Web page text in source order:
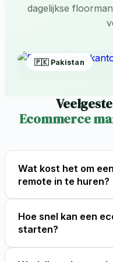
dagelijkse
🇸🇷
Ecommerce
Wat kost het om
remote in te huren?
kost een vast bedrag
Geen bureaukosten en
Hoe snel kan een
starten?